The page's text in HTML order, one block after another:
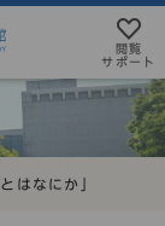
はなにか」
閲覧
サポート